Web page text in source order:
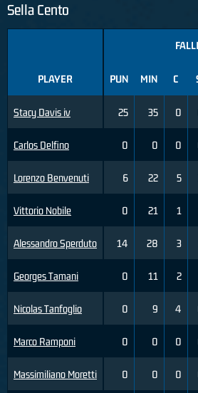
Sella Cento
PLAYER
Stacy Davis iv
Carlos Delfino
Lorenzo Benvenuti
Vittorio Nobile
Alessandro Sperduto
Georges Tamani
Nicolas Tanfoglio
Marco Ramponi
Massimiliano Moretti
FALLI
PUN MIN C
25 35 0
0 0 0
6 22 5
0 21 1
14 28 3
0 11 2
0 9 4
0 0 0
0 0 0